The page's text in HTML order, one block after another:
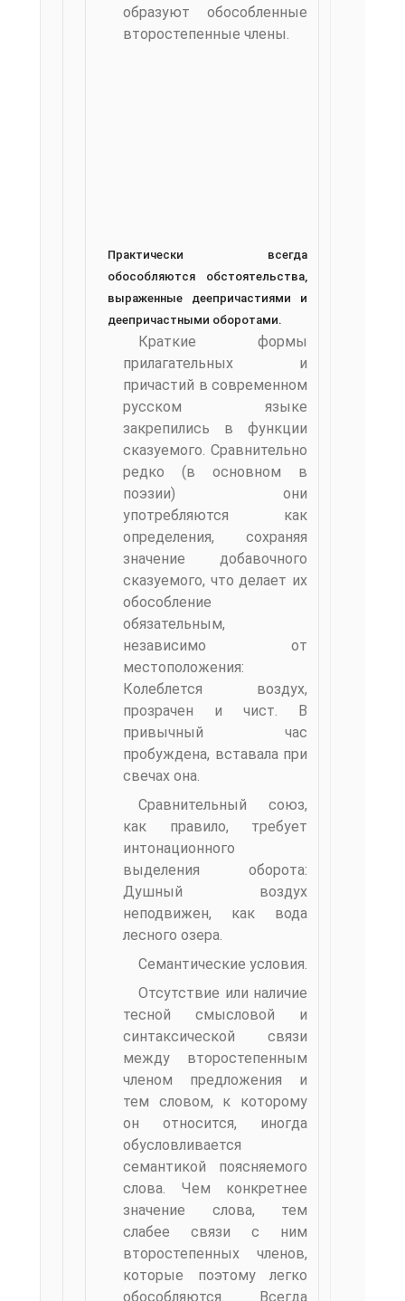
образуют обособленные
второстепенные члены.
Практически всегда
обособляются обстоятельства,
выраженные деепричастиями и
деепричастными оборотами.
Краткие формы
прилагательных и
причастий в современном
русском языке
закрепились в функции
сказуемого. Сравнительно
редко (в основном в
поэзии) они
употребляются как
определения, сохраняя
значение добавочного
сказуемого, что делает их
обособление
обязательным,
независимо от
местоположе­ния:
Колеблется воздух,
прозрачен и чист. В
привычный час
пробуждена, вставала при
свечах она.
Сравнительный союз,
как правило, требует
интонацион­ного
выделения оборота:
Душный воздух
неподвижен, как вода
лесного озера.
Семантические условия.
Отсутствие или наличие
тесной смысловой и
синтаксической связи
между второстепенным
членом предложения и
тем словом, к которому
он относится, иногда
обусловливается
семантикой поясняемого
слова. Чем конкретнее
значение слова, тем
слабее связи с ним
второстепенных членов,
которые поэтому легко
обособляются. Всегда